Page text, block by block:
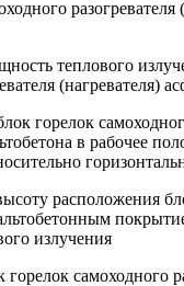
разогревателя
теплового
(нагревателя)
горелок
в рабочее
расположения
излучения
самоходного